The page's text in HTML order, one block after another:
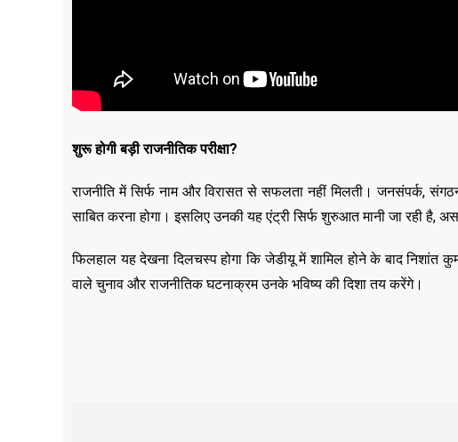
शुरू होगी बड़ी राजनीतिक परीक्षा?
राजनीति में सिर्फ नाम और विरासत से सफलता नहीं मिलती। जनसंपर्क,
साबित करना होगा। इसलिए उनकी यह एंट्री सिर्फ शुरुआत मानी जा रही है,
फिलहाल यह देखना दिलचस्प होगा कि जेडीयू में शामिल होने के बाद निशांत
वाले चुनाव और राजनीतिक घटनाक्रम उनके भविष्य की दिशा तय करेंगे।